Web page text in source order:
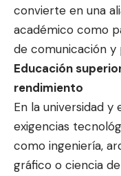
convierte en una
académico como
de comunicación
Educación
rendimiento
En la universidad y
exigencias
como ingeniería,
gráfico o ciencia